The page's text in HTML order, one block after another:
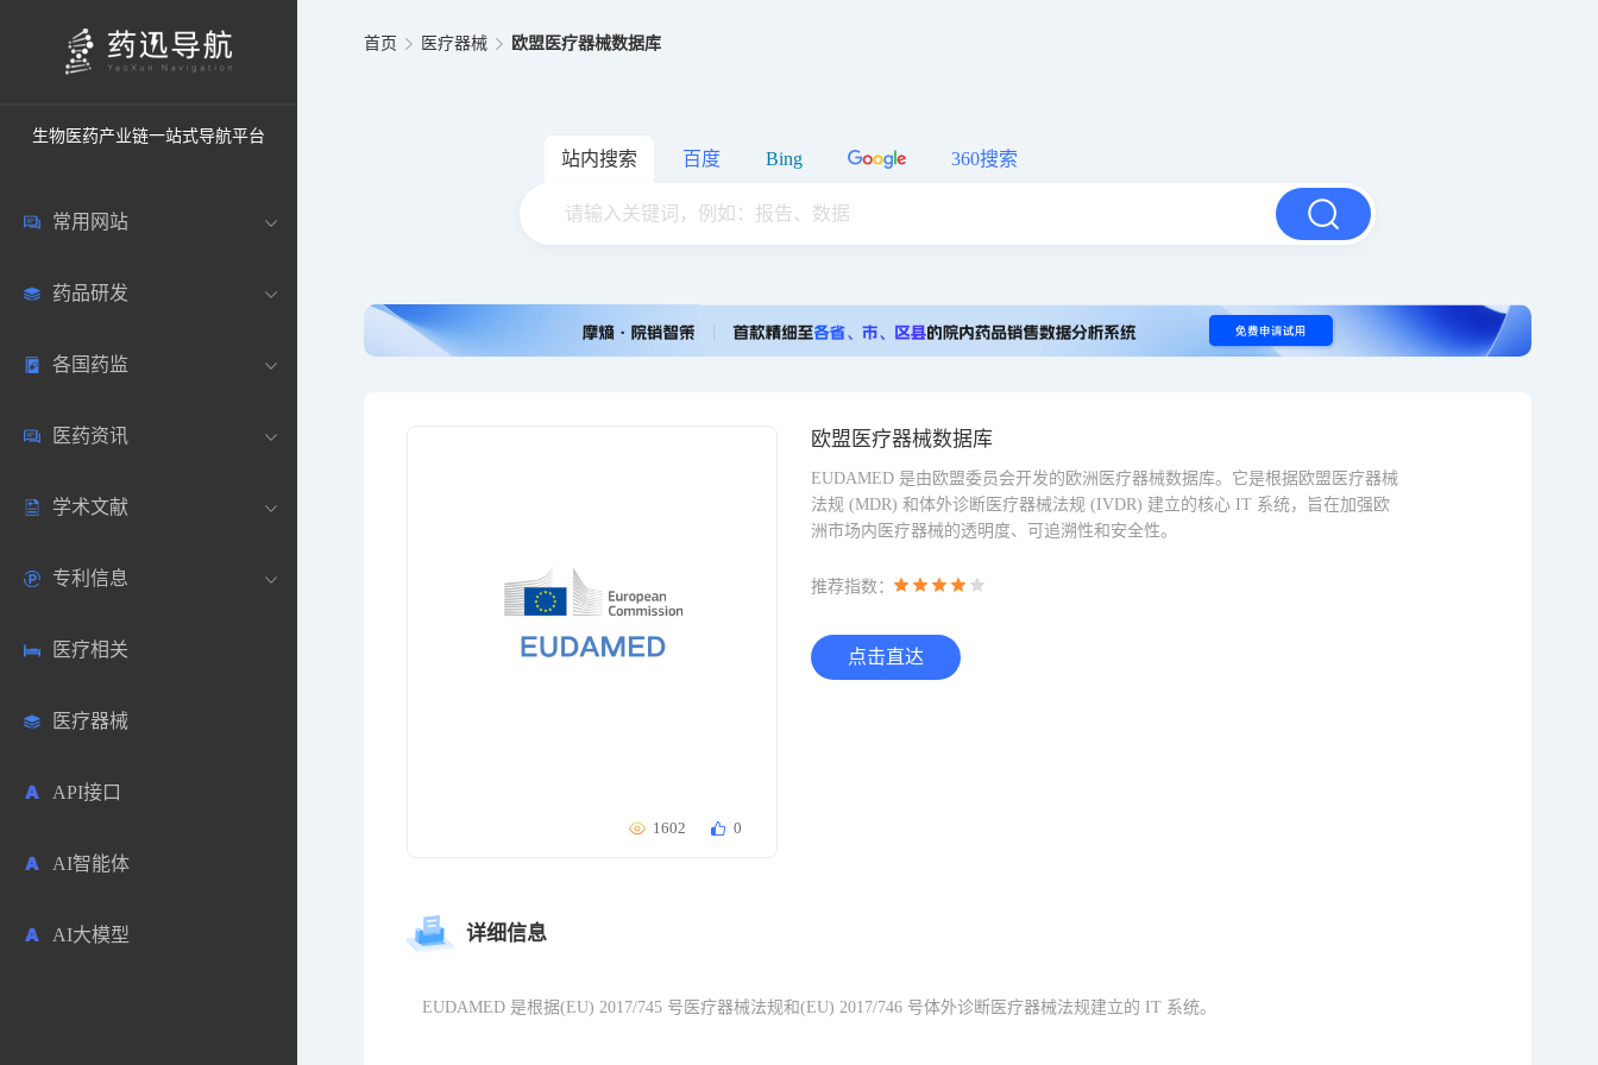
生物医药产业链一站式导航平台
常用网站
中国常用
药圈资讯
邮箱登录
药典网站
药品研发
药研数据库
药品说明书
药物临床
生物数据库
药品市场信息
合成化工
药物分析
毒性数据库
原辅料包材
各国药监
中国
美国
欧洲
日本
其他各国
医药资讯
医药新闻
医药论坛
药研咨询
医药科普
学术文献
学术搜索
SciHub文献
文献下载
文献管理
专利信息
各国专利局官方查询
医药专利
商业专利数据库
免费专利库
医疗相关
医疗器械
API接口
AI智能体
AI大模型
首页 医疗器械 欧盟医疗器械数据库
站内搜索 百度 Bing 360搜索
1602 0
欧盟医疗器械数据库
EUDAMED 是由欧盟委员会开发的欧洲医疗器械数据库。它是根据欧盟医疗器械
法规 (MDR) 和体外诊断医疗器械法规 (IVDR) 建立的核心 IT 系统，旨在加强欧
洲市场内医疗器械的透明度、可追溯性和安全性。
推荐指数：
点击直达
详细信息
EUDAMED 是根据(EU) 2017/745 号 医疗器械法规和(EU) 2017/746 号体外诊断医疗器械法规建立的 IT 系统。